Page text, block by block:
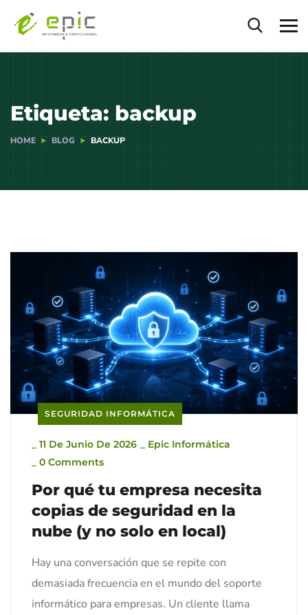
Etiqueta: backup
HOME BLOG BACKUP
SEGURIDAD INFORMÁTICA
11 De Junio De 2026
Epic Informática
0 Comments
Por qué tu empresa necesita
copias de seguridad en la
nube (y no solo en local)
Hay una conversación que se repite con
demasiada frecuencia en el mundo del soporte
informático para empresas. Un cliente llama